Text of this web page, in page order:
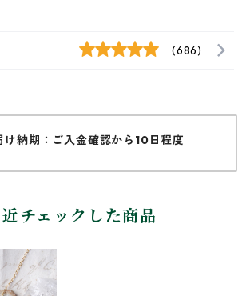
(686)
け納期：ご入金確認から10日程度
チェックした商品